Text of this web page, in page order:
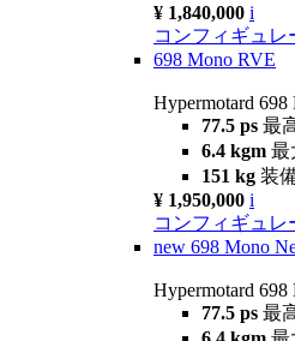
¥ 1,840,000 i
コンフィギュレ
698 Mono RVE
Hypermotard
77.5 ps 最
6.4 kgm 最
151 kg 装
¥ 1,950,000 i
コンフィギュレ
new 698 Mono
Hypermotard 698
77.5 ps 最